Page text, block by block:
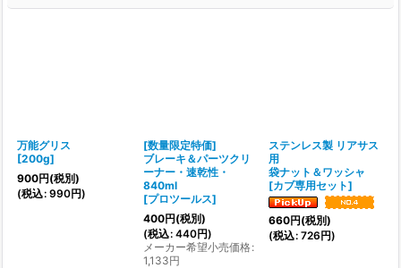
万能グリス
[200g]
900円(税別)
(税込: 990円)
[数量限定特価]
ブレーキ＆パーツクリ
ーナー・速乾性・
840ml
[プロツールス]
400円(税別)
(税込: 440円)
メーカー希望小売価格:
1,133円
ステンレス製 リアサス
用
袋ナット＆ワッシャ
[カブ専用セット]
660円(税別)
(税込: 726円)